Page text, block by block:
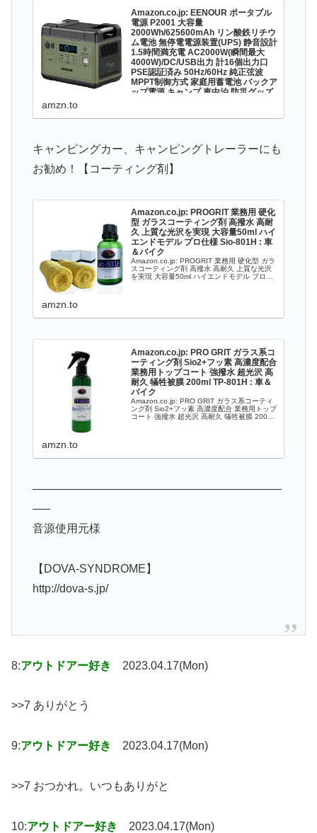
Amazon.co.jp: EENOUR ポータブル
電源 P2001 大容量
2000Wh/625600mAh リン酸鉄リチウ
ム電池 無停電電源装置(UPS) 静音設計
1.5時間満充電 AC2000W(瞬間最大
4000W)/DC/USB出力 計16個出力口
PSE認証済み 50Hz/60Hz 純正弦波
MPPT制御方式 家庭用蓄電池 バックア
ップ電源 キャンプ 車中泊 防災グッズ
P2001 大容量 2000Wh/625600mAh リン酸
amzn.to
キャンピングカー、キャンピングトレーラーにも
お勧め！【コーティング剤】
Amazon.co.jp: PROGRIT 業務用 硬化
型 ガラスコーティング剤 高撥水 高耐
久 上質な光沢を実現 大容量50ml ハイ
エンドモデル プロ仕様 Sio-801H : 車
＆バイク
Amazon.co.jp: PROGRIT 業務用 硬化型 ガラ
スコーティング剤 高撥水 高耐久 上質な光沢
を実現 大容量50ml ハイエンドモデル プロ仕
amzn.to
Amazon.co.jp: PRO GRIT ガラス系コ
ーティング剤 Sio2+フッ素 高濃度配合
業務用トップコート 強撥水 超光沢 高
耐久 犠牲被膜 200ml TP-801H : 車＆
バイク
Amazon.co.jp: PRO GRIT ガラス系コーティ
ング剤 Sio2+フッ素 高濃度配合 業務用トップ
コート 強撥水 超光沢 高耐久 犠牲被膜 200ml
amzn.to
——————————————————————
—–
音源使用元様
【DOVA-SYNDROME】
http://dova-s.jp/
8:アウトドアー好き 2023.04.17(Mon)
>>7 ありがとう
9:アウトドアー好き 2023.04.17(Mon)
>>7 おつかれ。いつもありがと
10:アウトドアー好き 2023.04.17(Mon)